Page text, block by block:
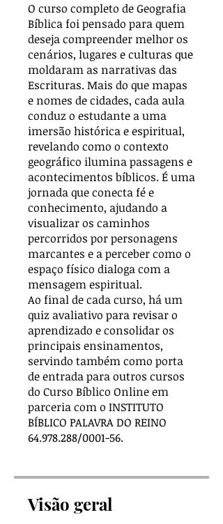
O curso completo de Geografia
Bíblica foi pensado para quem
deseja compreender melhor os
cenários, lugares e culturas que
moldaram as narrativas das
Escrituras. Mais do que mapas
e nomes de cidades, cada aula
conduz o estudante a uma
imersão histórica e espiritual,
revelando como o contexto
geográfico ilumina passagens e
acontecimentos bíblicos. É uma
jornada que conecta fé e
conhecimento, ajudando a
visualizar os caminhos
percorridos por personagens
marcantes e a perceber como o
espaço físico dialoga com a
mensagem espiritual.
Ao final de cada curso, há um
quiz avaliativo para revisar o
aprendizado e consolidar os
principais ensinamentos,
servindo também como porta
de entrada para outros cursos
do Curso Bíblico Online em
parceria com o INSTITUTO
BÍBLICO PALAVRA DO REINO
64.978.288/0001-56.
Visão geral